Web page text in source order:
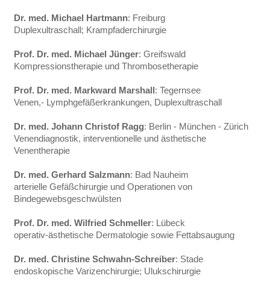
Dr. med. Michael Hartmann: Freiburg
Duplexultraschall; Krampfaderchirurgie
Prof. Dr. med. Michael Jünger: Greifswald
Kompressionstherapie und Thrombosetherapie
Prof. Dr. med. Markward Marshall: Tegernsee
Venen,- Lymphgefäßerkrankungen, Duplexultraschall
Dr. med. Johann Christof Ragg: Berlin - München - Zürich
Venendiagnostik, interventionelle und ästhetische
Venentherapie
Dr. med. Gerhard Salzmann: Bad Nauheim
arterielle Gefäßchirurgie und Operationen von
Bindegewebsgeschwülsten
Prof. Dr. med. Wilfried Schmeller: Lübeck
operativ-ästhetische Dermatologie sowie Fettabsaugung
Dr. med. Christine Schwahn-Schreiber: Stade
endoskopische Varizenchirurgie; Ulukschirurgie